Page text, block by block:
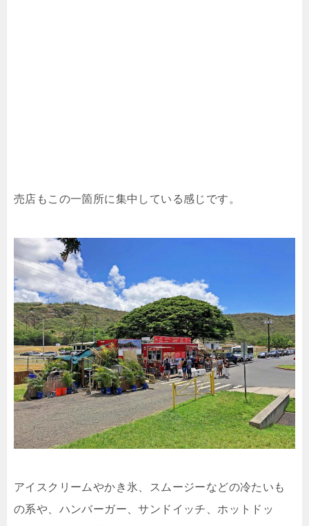
売店もこの一箇所に集中している感じです。
アイスクリームやかき氷、スムージーなどの冷たいも
の系や、ハンバーガー、サンドイッチ、ホットドッ